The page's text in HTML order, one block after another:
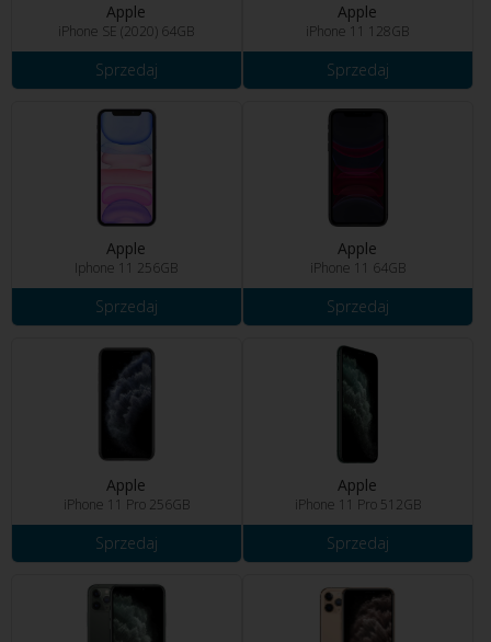
Apple
iPhone SE (2020) 64GB
Sprzedaj
Apple
iPhone 11 128GB
Sprzedaj
Apple
Iphone 11 256GB
Sprzedaj
Apple
iPhone 11 64GB
Sprzedaj
Apple
iPhone 11 Pro 256GB
Sprzedaj
Apple
iPhone 11 Pro 512GB
Sprzedaj